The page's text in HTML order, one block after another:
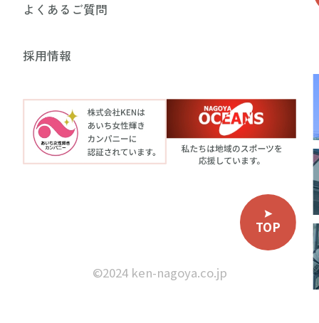
TOP
よくあるご質問
採用情報
©︎2024 ken-nagoya.co.jp